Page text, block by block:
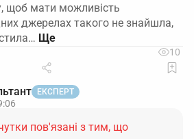
щоб мати можливість
джерелах такого не знайшла,
10
ЕКСПЕРТ
пов'язані з тим, що